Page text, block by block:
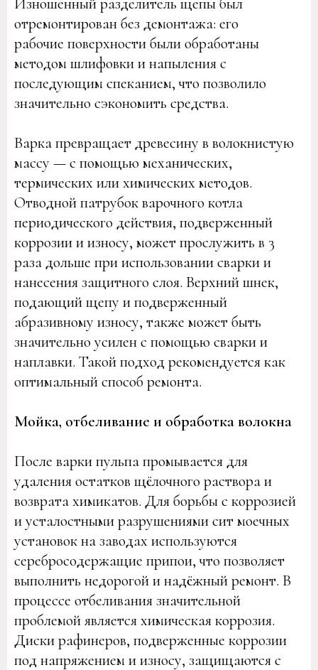
отремонтирован без демонтажа: его
рабочие поверхности были обработаны
методом шлифовки и напыления с
последующим спеканием, что позволило
значительно сэкономить средства.
Варка превращает древесину в волокнистую
массу — с помощью механических,
термических или химических методов.
Отводной патрубок варочного котла
периодического действия, подверженный
коррозии и износу, может прослужить в 3
раза дольше при использовании сварки и
нанесения защитного слоя. Верхний шнек,
подающий щепу и подверженный
абразивному износу, также может быть
значительно усилен с помощью сварки и
наплавки. Такой подход рекомендуется как
оптимальный способ ремонта.
Мойка, отбеливание и обработка волокна
После варки пульпа промывается для
удаления остатков щёлочного раствора и
возврата химикатов. Для борьбы с коррозией
и усталостными разрушениями сит моечных
установок на заводах используются
серебросодержащие припои, что позволяет
выполнить недорогой и надёжный ремонт. В
процессе отбеливания значительной
проблемой является химическая коррозия.
Диски рафинеров, подверженные коррозии
под напряжением и износу, защищаются с